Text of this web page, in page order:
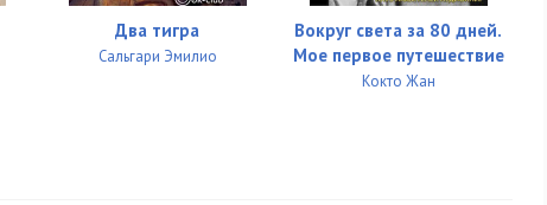
05:43
05:35
Два тигра
Сальгари Эмилио
Вокруг света за 80 дней.
Мое первое путешествие
Кокто Жан